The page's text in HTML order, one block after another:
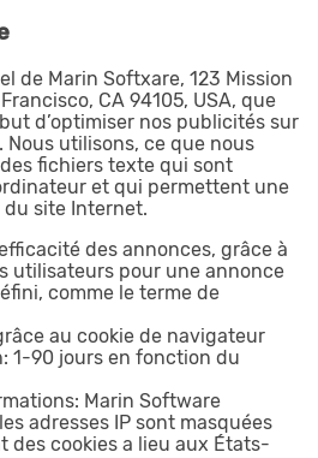
de Marin Softxare, 123 Mission
CA 94105, USA, que
d’optimiser nos publicités sur
utilisons, ce que nous
fichiers texte qui sont
et qui permettent une
du site Internet.
des annonces, grâce à
utilisateurs pour une annonce
comme le terme de
au cookie de navigateur
1-90 jours en fonction du
Marin Software
adresses IP sont masquées
des cookies a lieu aux États-